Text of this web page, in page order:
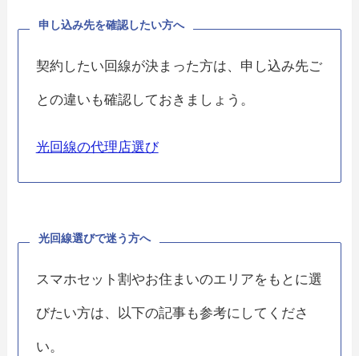
申し込み先を確認したい方へ
契約したい回線が決まった方は、申し込み先ご
との違いも確認しておきましょう。
光回線の代理店選び
光回線選びで迷う方へ
スマホセット割やお住まいのエリアをもとに選
びたい方は、以下の記事も参考にしてくださ
い。